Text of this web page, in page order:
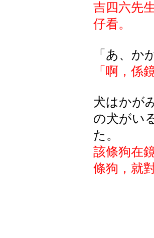
吉四六先
仔看。
「あ、か
「啊，係
犬はかが
の犬がい
た。
該條狗在
條狗，就